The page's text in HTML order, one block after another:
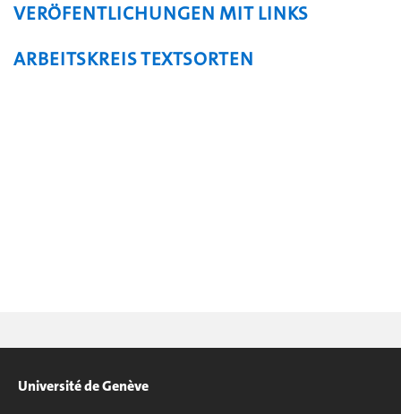
VERÖFENTLICHUNGEN MIT LINKS
ARBEITSKREIS TEXTSORTEN
Université de Genève